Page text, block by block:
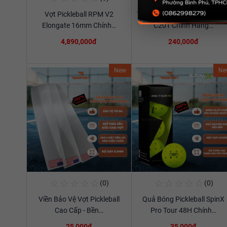
Vợt Pickleball RPM V2
Elongate 16mm Chính…
4,890,000đ
Túi Thể Thao Cầu Lông Ywyat
C201 Chính Hãng…
240,000đ
New
Xem chi tiết
(0)
Viền Bảo Vệ Vợt Pickleball
Cao Cấp - Bền…
Xem chi tiết
(0)
Quả Bóng Pickleball SpinX
Pro Tour 48H Chính…